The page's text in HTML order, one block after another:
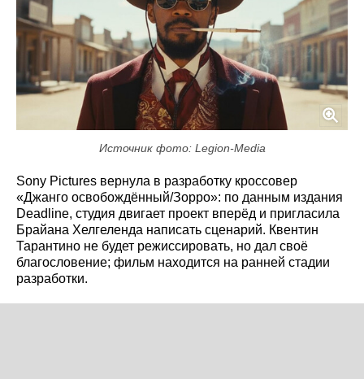
Источник фото: Legion-Media
Sony Pictures вернула в разработку кроссовер
«Джанго освобождённый/Зорро»: по данным издания
Deadline, студия двигает проект вперёд и пригласила
Брайана Хелгеленда написать сценарий. Квентин
Тарантино не будет режиссировать, но дал своё
благословение; фильм находится на ранней стадии
разработки.